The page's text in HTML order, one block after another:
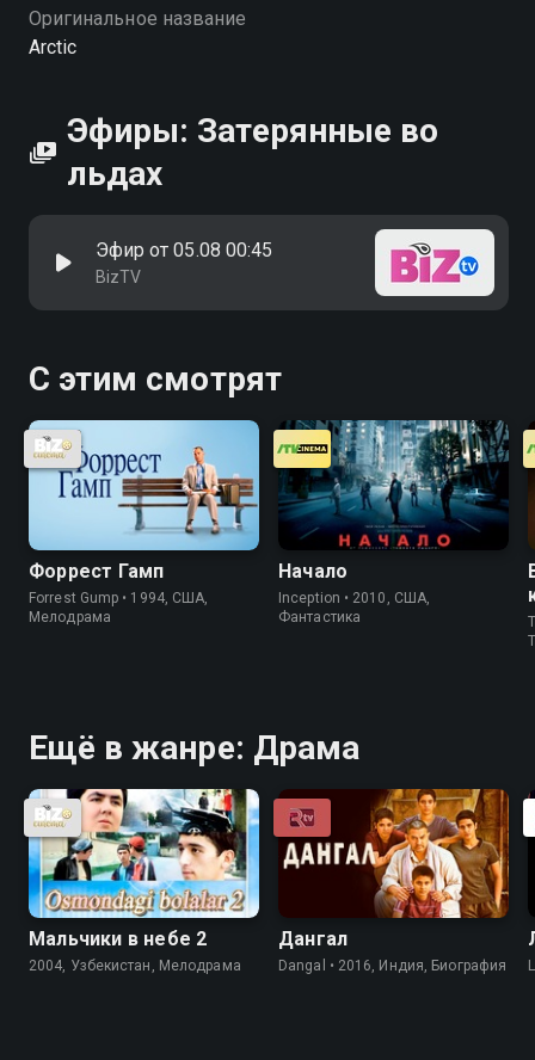
Оригинальное название
Arctic
Эфиры: Затерянные во
льдах
Эфир от 05.08 00:45
BizTV
С этим смотрят
Форрест Гамп
Forrest Gump • 1994, США,
Мелодрама
Начало
Inception • 2010, США,
Фантастика
Ещё в жанре: Драма
Мальчики в небе 2
2004, Узбекистан, Мелодрама
Дангал
Dangal • 2016, Индия, Биография